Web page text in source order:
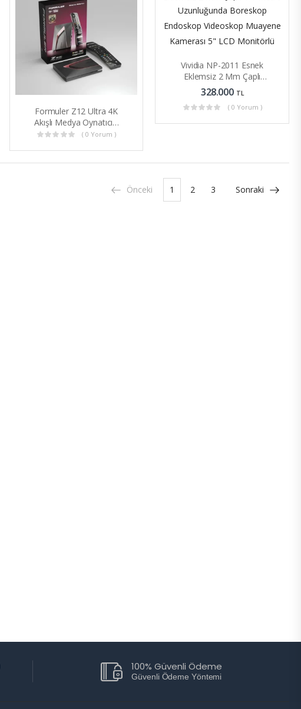
Formuler Z12 Ultra 4K
Akışlı Medya Oynatıcısı
Android 12( 0 Yorum )
Vividia NP-2011 Esnek
Eklemsiz 2 Mm Çaplı
Endoskop Kamera
328.000 TL
( 0 Yorum )
Önceki 1 2 3 Sonraki
100% Güvenli Ödeme
Güvenli Ödeme Yöntemi